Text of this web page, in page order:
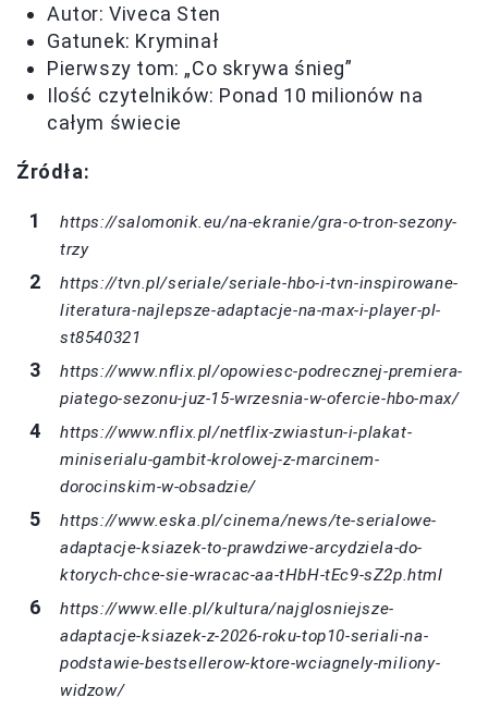
Autor: Viveca Sten
Gatunek: Kryminał
Pierwszy tom: „Co skrywa śnieg”
Ilość czytelników: Ponad 10 milionów na
całym świecie
Źródła:
https://salomonik.eu/na-ekranie/gra-o-tron-sezony-
trzy
https://tvn.pl/seriale/seriale-hbo-i-tvn-inspirowane-
literatura-najlepsze-adaptacje-na-max-i-player-pl-
st8540321
https://www.nflix.pl/opowiesc-podrecznej-premiera-
piatego-sezonu-juz-15-wrzesnia-w-ofercie-hbo-max/
https://www.nflix.pl/netflix-zwiastun-i-plakat-
miniserialu-gambit-krolowej-z-marcinem-
dorocinskim-w-obsadzie/
https://www.eska.pl/cinema/news/te-serialowe-
adaptacje-ksiazek-to-prawdziwe-arcydziela-do-
ktorych-chce-sie-wracac-aa-tHbH-tEc9-sZ2p.html
https://www.elle.pl/kultura/najglosniejsze-
adaptacje-ksiazek-z-2026-roku-top10-seriali-na-
podstawie-bestsellerow-ktore-wciagnely-miliony-
widzow/